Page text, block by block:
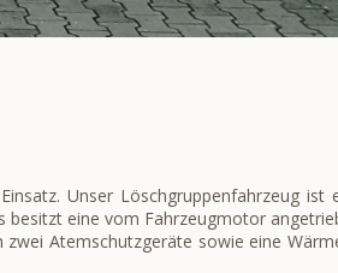
Unser Löschgruppenfahrzeug ist
eine vom Fahrzeugmotor
Atemschutzgeräte sowie eine